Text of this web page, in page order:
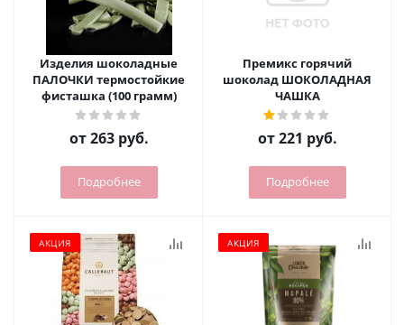
Изделия шоколадные
ПАЛОЧКИ термостойкие
фисташка (100 грамм)
от263 руб.
Подробнее
Премикс горячий
шоколад ШОКОЛАДНАЯ
ЧАШКА
от221 руб.
Подробнее
АКЦИЯ АКЦИЯ